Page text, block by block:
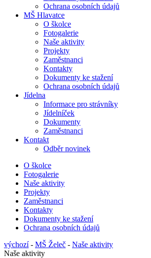
Ochrana osobních údajů
MŠ Hlavatce
O školce
Fotogalerie
Naše aktivity
Projekty
Zaměstnanci
Kontakty
Dokumenty ke stažení
Ochrana osobních údajů
Jídelna
Informace pro strávníky
Jídelníček
Dokumenty
Zaměstnanci
Kontakt
Odběr novinek
O školce
Fotogalerie
Naše aktivity
Projekty
Zaměstnanci
Kontakty
Dokumenty ke stažení
Ochrana osobních údajů
výchozí- MŠ Želeč - Naše aktivity
Naše aktivity